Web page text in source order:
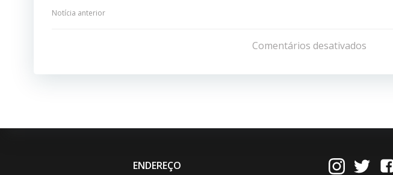
Navegação
Post
Notícia anterior
de
Post
Comentários desativados
ENDEREÇO